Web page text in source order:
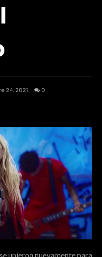
24, 2021 0
se unieron nuevamente para